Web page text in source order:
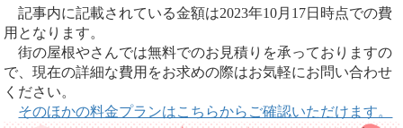
記事内に記載されている金額は2023年10月17日時点での費
用となります。
街の屋根やさんでは無料でのお見積りを承っておりますの
で、現在の詳細な費用をお求めの際はお気軽にお問い合わせ
ください。
そのほかの料金プランはこちらからご確認いただけます。